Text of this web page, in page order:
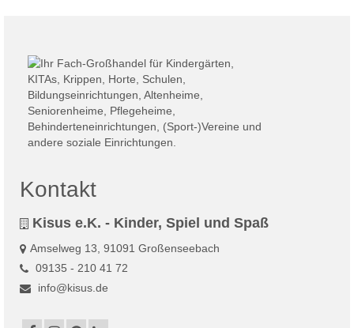
Kontakt
Kisus e.K. - Kinder, Spiel und Spaß
Amselweg 13, 91091 Großenseebach
09135 - 210 41 72
info@kisus.de